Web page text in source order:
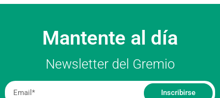
Mantente al día
Newsletter del Gremio
Inscribirse